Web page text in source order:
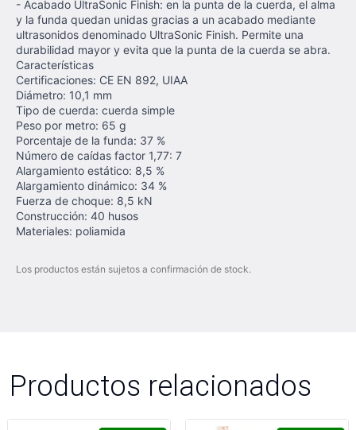
- Acabado UltraSonic Finish: en la punta de la cuerda, el alma
y la funda quedan unidas gracias a un acabado mediante
ultrasonidos denominado UltraSonic Finish. Permite una
durabilidad mayor y evita que la punta de la cuerda se abra.
Características
Certificaciones: CE EN 892, UIAA
Diámetro: 10,1 mm
Tipo de cuerda: cuerda simple
Peso por metro: 65 g
Porcentaje de la funda: 37 %
Número de caídas factor 1,77: 7
Alargamiento estático: 8,5 %
Alargamiento dinámico: 34 %
Fuerza de choque: 8,5 kN
Construcción: 40 husos
Materiales: poliamida
Los productos están sujetos a confirmación de stock.
Productos relacionados